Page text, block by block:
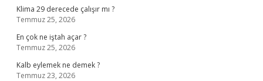
Klima 29 derecede çalışır mı ?
Temmuz 25, 2026
En çok ne iştah açar ?
Temmuz 25, 2026
Kalb eylemek ne demek ?
Temmuz 23, 2026